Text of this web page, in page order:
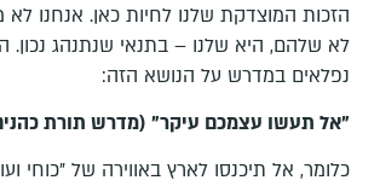
הזכות המוצדקת שלנו לחיות כאן. אנחנו לא
לא שלהם, היא שלנו – בתנאי שנתנהג נכון.
נפלאים במדרש על הנושא הזה:
"אל תעשו עצמכם עיקר" (מדרש תורת
כלומר, אל תיכנסו לארץ באווירה של "כוחי